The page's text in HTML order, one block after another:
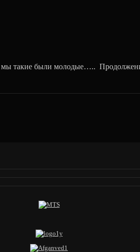
такие были молодые…..